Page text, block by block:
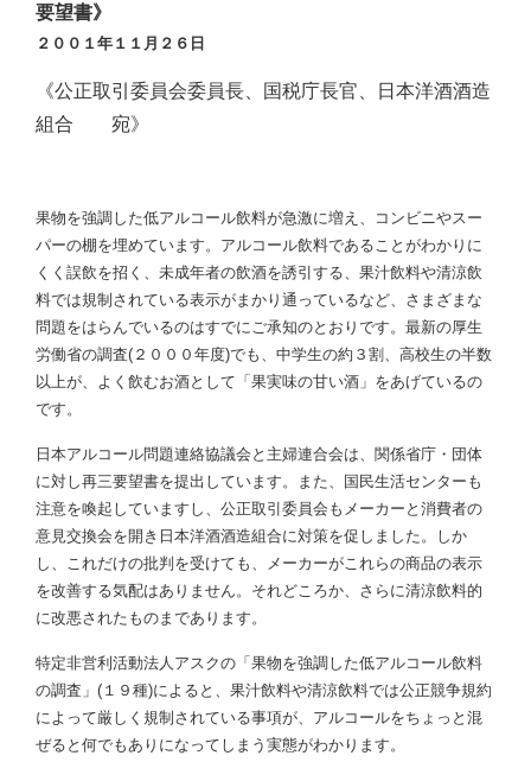
要望書》
２００１年１１月２６日
《公正取引委員会委員長、国税庁長官、日本洋酒酒造
組合 宛》
果物を強調した低アルコール飲料が急激に増え、コンビニやスー
パーの棚を埋めています。アルコール飲料であることがわかりに
くく誤飲を招く、未成年者の飲酒を誘引する、果汁飲料や清涼飲
料では規制されている表示がまかり通っているなど、さまざまな
問題をはらんでいるのはすでにご承知のとおりです。最新の厚生
労働省の調査(２０００年度)でも、中学生の約３割、高校生の半数
以上が、よく飲むお酒として「果実味の甘い酒」をあげているの
です。
日本アルコール問題連絡協議会と主婦連合会は、関係省庁・団体
に対し再三要望書を提出しています。また、国民生活センターも
注意を喚起していますし、公正取引委員会もメーカーと消費者の
意見交換会を開き日本洋酒酒造組合に対策を促しました。しか
し、これだけの批判を受けても、メーカーがこれらの商品の表示
を改善する気配はありません。それどころか、さらに清涼飲料的
に改悪されたものまであります。
特定非営利活動法人アスクの「果物を強調した低アルコール飲料
の調査」(１９種)によると、果汁飲料や清涼飲料では公正競争規約
によって厳しく規制されている事項が、アルコールをちょっと混
ぜると何でもありになってしまう実態がわかります。